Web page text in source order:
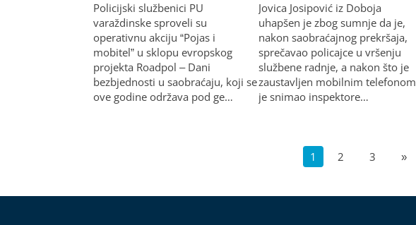
Policijski službenici PU
varaždinske sproveli su
operativnu akciju “Pojas i
mobitel” u sklopu evropskog
projekta Roadpol – Dani
bezbjednosti u saobraćaju, koji se
ove godine održava pod ge…
Jovica Josipović iz Doboja
uhapšen je zbog sumnje da je,
nakon saobraćajnog prekršaja,
sprečavao policajce u vršenju
službene radnje, a nakon što je
zaustavljen mobilnim telefonom
je snimao inspektore…
1 2 3 »